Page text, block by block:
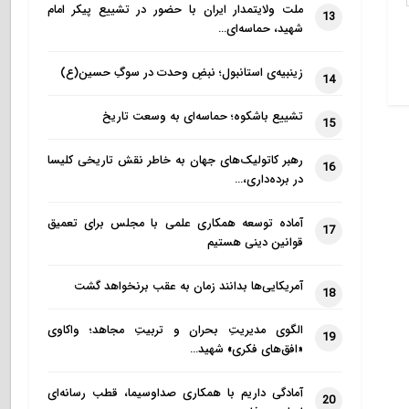
13
ملت ولایتمدار ایران با حضور در تشییع پیکر امام
شهید، حماسه‌ای…
14 زینبیه‌ی استانبول؛ نبضِ وحدت در سوگِ حسین(ع)
15 تشییع باشکوه؛ حماسه‌ای به وسعت تاریخ
16
رهبر کاتولیک‌های جهان به خاطر نقش تاریخی کلیسا
در برده‌داری،…
17
آماده توسعه همکاری علمی با مجلس برای تعمیق
قوانین دینی هستیم
18 آمریکایی‌ها بدانند زمان به عقب برنخواهد گشت
19
الگوی مدیریتِ بحران و تربیتِ مجاهد؛ واکاوی
«افق‌های فکری» شهید…
20
آمادگی داریم با همکاری صداوسیما، قطب رسانه‌ای